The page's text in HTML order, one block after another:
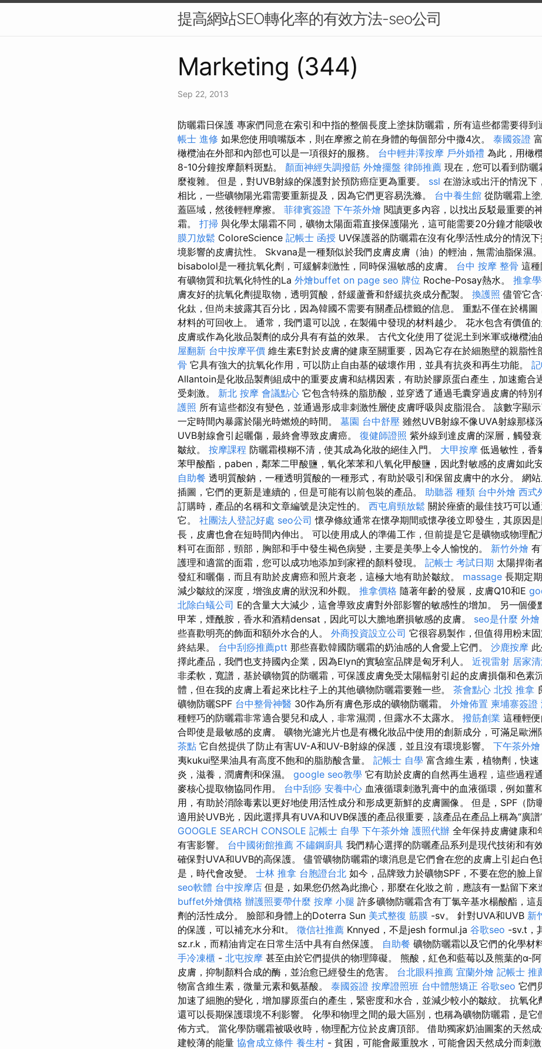
提高網站SEO轉化率的有效方法-seo公司
Marketing (344)
Sep 22, 2013
防曬霜日保護 專家們同意在索引和中指的整個長度上塗抹防曬霜，所有這些都需要得到
帳士 進修 如果您使用噴嘴版本，則在摩擦之前在身體的每個部分中撒4次。 泰國簽證
橄欖油在外部和內部也可以是一項很好的服務。 台中輕井澤按摩 戶外婚禮 為此，用橄
8-10分鐘按摩顏料斑點。 顏面神經失調撥筋 外燴擺盤 律師推薦 現在，您可以看到防曬
麼複雜。 但是，對UVB射線的保護對於預防癌症更為重要。 ssl 在游泳或出汗的情況下
相比，一些礦物陽光霜需要重新提及，因為它們更容易洗滌。 台中養生館 從防曬霜上
蓋區域，然後輕輕摩擦。 菲律賓簽證 下午茶外燴 閱讀更多內容，以找出反駁最重要的
霜。 打掃 與化學太陽霜不同，礦物太陽面霜直接保護陽光，這可能需要20分鐘才能吸
膜刀放鬆 ColoreScience 記帳士 函授 UV保護器的防曬霜在沒有化學活性成分的情況
境影響的皮膚抗性。 Skvana是一種類似於我們皮膚皮膚（油）的輕油，無需油脂保濕。
bisabolol是一種抗氧化劑，可緩解刺激性，同時保濕敏感的皮膚。 台中 按摩 整骨 這
有礦物質和抗氧化特性的La 外燴buffet on page seo 牌位 Roche-Posay熱水。 推拿
膚友好的抗氧化劑提取物，透明質酸，舒緩蘆薈和舒緩抗炎成分配製。 換護照 儘管它
化鈦，但尚未披露其百分比，因為韓國不需要有關產品標籤的信息。 重點不僅在於構圖
材料的可回收上。 通常，我們還可以說，在製備中發現的材料越少。 花水包含有價值
皮膚或作為化妝品製劑的成分具有有益的效果。 古代文化使用了從泥土到米軍或橄欖油
屋翻新 台中按摩平價 維生素E對於皮膚的健康至關重要，因為它存在於細胞壁的親脂性
骨 它具有強大的抗氧化作用，可以防止自由基的破壞作用，並具有抗炎和再生功能。
Allantoin是化妝品製劑組成中的重要皮膚和結構因素，有助於膠原蛋白產生，加速癒合
受刺激。 新北 按摩 會議點心 它包含特殊的脂肪酸，並穿透了通過毛囊穿過皮膚的特別
護照 所有這些都沒有變色，並通過形成非刺激性層使皮膚呼吸與皮脂混合。 該數字顯
一定時間內暴露於陽光時燃燒的時間。 墓園 台中舒壓 雖然UVB射線不像UVA射線那樣
UVB射線會引起曬傷，最終會導致皮膚癌。 復健師證照 紫外線到達皮膚的深層，觸發
皺紋。 按摩課程 防曬霜模糊不清，使其成為化妝的絕佳入門。 大甲按摩 低過敏性，香
苯甲酸酯，paben，鄰苯二甲酸鹽，氧化苯苯和八氧化甲酸鹽，因此對敏感的皮膚如此
自助餐 透明質酸鈉，一種透明質酸的一種形式，有助於吸引和保留皮膚中的水分。 網
插圖，它們的更新是連續的，但是可能有以前包裝的產品。 助聽器 種類 台中外燴 西式
訂購時，產品的名稱和文章編號是決定性的。 西屯肩頸放鬆 關於痤瘡的最佳技巧可以
它。 社團法人登記好處 seo公司 懷孕條紋通常在懷孕期間或懷孕後立即發生，其原因
長，皮膚也會在短時間內伸出。 可以使用成人的準備工作，但前提是它是礦物或物理配
料可在面部，頸部，胸部和手中發生褐色病變，主要是美學上令人愉悅的。 新竹外燴
護理和適當的面霜，您可以成功地添加到家裡的顏料發現。 記帳士 考試日期 太陽捍衛
發紅和曬傷，而且有助於皮膚癌和照片衰老，這極大地有助於皺紋。 massage 長期定
減少皺紋的深度，增強皮膚的狀況和外觀。 推拿價格 隨著年齡的發展，皮膚Q10和E
北除白蟻公司 E的含量大大減少，這會導致皮膚對外部影響的敏感性的增加。 另一個優
甲苯，煙酰胺，香水和酒精densat，因此可以大膽地磨損敏感的皮膚。 seo是什麼 外燴
些喜歡明亮的飾面和額外水合的人。 外商投資設立公司 它很容易製作，但值得用粉末
終結果。 台中刮痧推薦ptt 那些喜歡韓國防曬霜的奶油感的人會愛上它們。 沙鹿按摩
擇此產品，我們也支持國內企業，因為Elyn的實驗室品牌是匈牙利人。 近視雷射 居家
非柔軟，寬譜，基於礦物質的防曬霜，可保護皮膚免受太陽輻射引起的皮膚損傷和色素
體，但在我的皮膚上看起來比柱子上的其他礦物防曬霜要難一些。 茶會點心 北投 推拿
礦物防曬SPF 台中整骨神醫 30作為所有膚色形成的礦物防曬霜。 外燴佈置 柬埔寨簽證
種輕巧的防曬霜非常適合嬰兒和成人，非常濕潤，但露水不太露水。 撥筋創業 這種輕
合即使是最敏感的皮膚。 礦物光濾光片也是有機化妝品中使用的創新成分，可滿足歐洲
茶點 它自然提供了防止有害UV-A和UV-B射線的保護，並且沒有環境影響。 下午茶外燴
夷kukui堅果油具有高度不飽和的脂肪酸含量。 記帳士 自學 富含維生素，植物劑，快
炎，滋養，潤膚劑和保濕。 google seo教學 它有助於皮膚的自然再生過程，這些過程
麥核心提取物協同作用。 台中刮痧 安養中心 血液循環刺激乳膏中的血液循環，例如薑
用，有助於消除毒素以更好地使用活性成分和形成更新鮮的皮膚圖像。 但是，SPF（防
適用於UVB光，因此選擇具有UVA和UVB保護的產品很重要，該產品在產品上稱為“廣譜
GOOGLE SEARCH CONSOLE 記帳士 自學 下午茶外燴 護照代辦 全年保持皮膚健康和
有害影響。 台中國術館推薦 不鏽鋼廚具 我們精心選擇的防曬產品系列是現代技術和有
確保對UVA和UVB的高保護。 儘管礦物防曬霜的壞消息是它們會在您的皮膚上引起白色
是，時代會改變。 士林 推拿 台胞證台北 如今，品牌致力於礦物SPF，不要在您的臉上
seo軟體 台中按摩店 但是，如果您仍然為此擔心，那麼在化妝之前，應該有一點留下來
buffet外燴價格 辦護照要帶什麼 按摩 小腿 許多礦物防曬霜含有丁氯辛基水楊酸酯，這
劑的活性成分。 臉部和身體上的Doterra Sun 美式整復 筋膜 -sv。 針對UVA和UVB 新
的保護，可以補充水分和t。 徵信社推薦 Knnyed，不是jesh formul.ja 谷歌seo -sv.t，
sz.r.k，而精油肯定在日常生活中具有自然保護。 自助餐 礦物防曬霜以及它們的化學材
手冷凍櫃 - 北屯按摩 甚至由於它們提供的物理障礙。 熊酸，紅色和藍莓以及熊葉的α-
皮膚，抑制顏料合成的酶，並治愈已經發生的危害。 台北眼科推薦 宜蘭外燴 記帳士 推
物富含維生素，微量元素和氨基酸。 泰國簽證 按摩證照班 台中體態矯正 谷歌seo 它們
加速了細胞的變化，增加膠原蛋白的產生，緊密度和水合，並減少較小的皺紋。 抗氧化
還可以長期保護環境不利影響。 化學和物理之間的最大區別，也稱為礦物防曬霜，是它
佈方式。 當化學防曬霜被吸收時，物理配方位於皮膚頂部。 借助獨家奶油圖案的天然
建較薄的能量 協會成立條件 養生村 - 貧困，可能會嚴重脫水，可能會因天然成分而刺激